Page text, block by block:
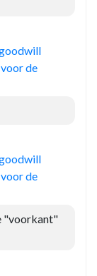
de
de
"voorkant"